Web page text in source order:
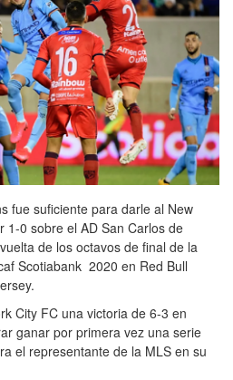
fue suficiente para darle al New
1-0 sobre el AD San ​​Carlos de
de los octavos de final de la
Scotiabank 2020 en Red Bull
City FC una victoria de 6-3 en
ganar por primera vez una serie
el representante de la MLS en su